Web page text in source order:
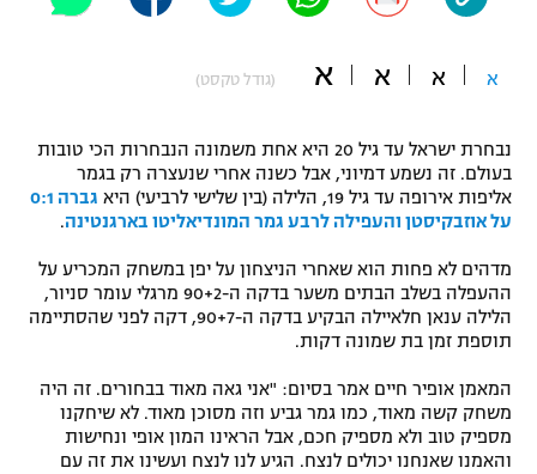
תקנון משתתפים וזוכים בפרסים
תקנון עבור פעילות ספורט 1 – "מרלן"
טניס
גיימינג E-Sports
מדיניות פרטיות
כדורמים
פוטבול אמריקאי NFL
בייסבול MLB
ספורט אתגרי ואקסטרים
אומנויות לחימה
גיימינג E-Sports
א א א א (גודל טקסט)
נבחרת ישראל עד גיל 20 היא אחת משמונה הנבחרות הכי טובות
בעולם. זה נשמע דמיוני, אבל כשנה אחרי שנעצרה רק בגמר
אליפות אירופה עד גיל 19, הלילה (בין שלישי לרביעי) היא
גברה 0:1
על אוזבקיסטן והעפילה לרבע גמר המונדיאליטו בארגנטינה.
מדהים לא פחות הוא שאחרי הניצחון על יפן במשחק המכריע על
ההעפלה בשלב הבתים משער בדקה ה-90+2 מרגלי עומר סניור,
הלילה ענאן חלאיילה הבקיע בדקה ה-90+7, דקה לפני שהסתיימה
תוספת זמן בת שמונה דקות.
המאמן אופיר חיים אמר בסיום: "אני גאה מאוד בבחורים. זה היה
משחק קשה מאוד, כמו גמר גביע וזה מסוכן מאוד. לא שיחקנו
מספיק טוב ולא מספיק חכם, אבל הראינו המון אופי ונחישות
והאמנו שאנחנו יכולים לנצח. הגיע לנו לנצח ועשינו את זה עם